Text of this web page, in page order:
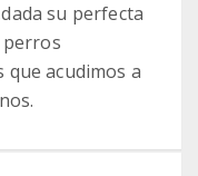
su perfecta
perros
que acudimos a